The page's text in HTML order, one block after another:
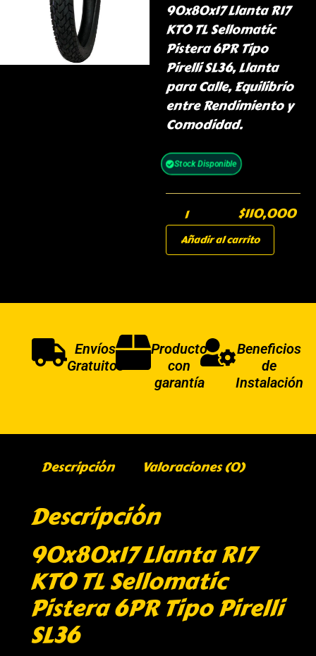
90x80x17 Llanta R17
KTO TL Sellomatic
Pistera 6PR Tipo
Pirelli SL36, Llanta
para Calle, Equilibrio
entre Rendimiento y
Comodidad.
Stock Disponible
$110,000
Añadir al carrito
Envíos
Gratuitos
Producto
con
garantía
Beneficios
de
Instalación
Descripción Valoraciones (0)
Descripción
90x80x17 Llanta R17
KTO TL Sellomatic
Pistera 6PR Tipo Pirelli
SL36